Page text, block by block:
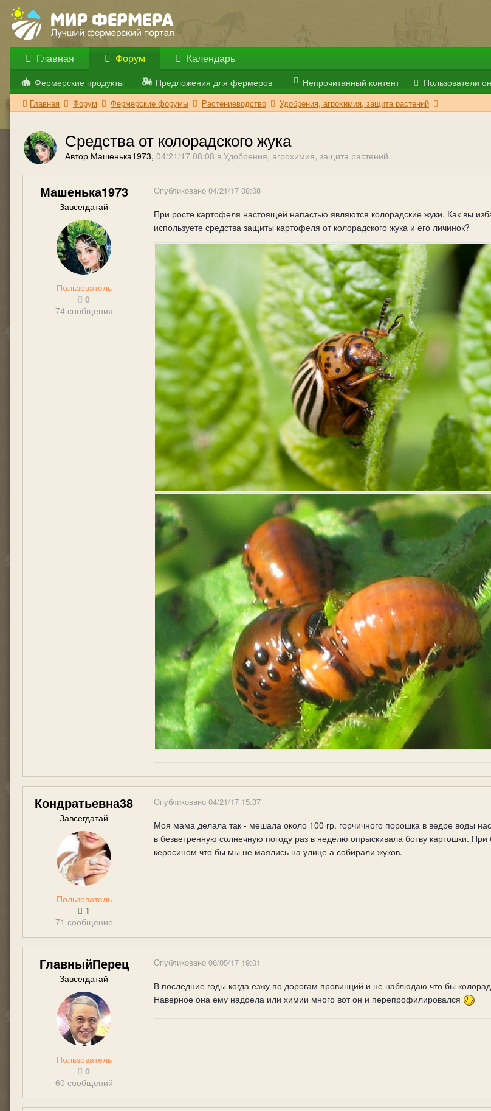
Главная Форум
Фермерские продукты Предложения для фермеров Непрочитанный контент Пользователи
Календарь
Главная Форум Фермерские форумы Растениеводство Удобрения, агрохимия, защита растений
Средства от колорадского жука
Автор Машенька1973, 04/21/17 08:08 в Удобрения, агрохимия, защита растений
Машенька1973
Завсегдатай
Пользователь
0
74 сообщения
Опубликовано 04/21/17 08:08
При росте картофеля настоящей напастью являются колорадские жуки. Как вы
используете средства защиты картофеля от колорадского жука и его личинок?
Кондратьевна38
Завсегдатай
Пользователь
1
71 сообщение
Опубликовано 04/21/17 15:37
Моя мама делала так - мешала около 100 гр. горчичного порошка в ведре воды
в безветренную солнечную погоду раз в неделю опрыскивала ботву картошки.
керосином что бы мы не маялись на улице а собирали жуков.
ГлавныйПерец
Завсегдатай
Пользователь
0
60 сообщений
Опубликовано 06/05/17 19:01
В последние годы когда езжу по дорогам провинций и не наблюдаю что бы
Наверное она ему надоела или химии много вот он и перепрофилировался